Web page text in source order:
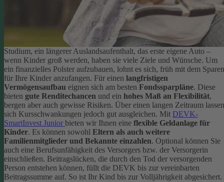
Studium, ein längerer Auslandsaufenthalt, das erste eigene Auto –
wenn Kinder groß werden, haben sie viele Ziele und Wünsche. Um
ein finanzielles Polster aufzubauen, lohnt es sich, früh mit dem Sparen
für Ihre Kinder anzufangen. Für einen langfristigen
Vermögensaufbau eignen sich am besten Fondssparpläne. Diese
bieten gute Renditechancen und ein hohes Maß an Flexibilität,
bergen aber auch gewisse Risiken. Über einen langen Zeitraum lassen
sich Kursschwankungen jedoch gut ausgleichen. Mit DEVK-
SmartInvest Junior bieten wir Ihnen eine flexible Geldanlage für
Kinder. Es können sowohl Eltern als auch weitere
Familienmitglieder und Bekannte einzahlen. Optional können Sie
auch eine Berufsunfähigkeit des Versorgers bzw. der Versorgerin
einschließen. Beitragslücken, die durch den Tod der versorgenden
Person entstehen können, füllt die DEVK bis zur vereinbarten
Beitragssumme auf. So ist Ihr Kind bis zur Volljährigkeit abgesichert.